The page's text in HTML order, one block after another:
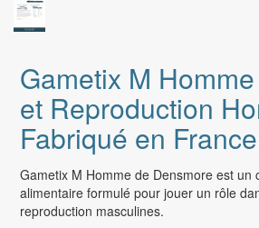
Gametix M
et Reproduction
Fabriqué en France
Gametix M Homme de Densmore est un
alimentaire formulé pour jouer un rôle
reproduction masculines.